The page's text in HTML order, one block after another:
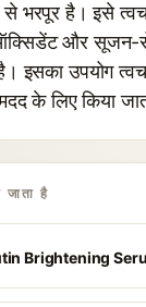
भरपूर है। इसे
और सूजन-
है। इसका उपयोग
के लिए किया
जाता है
Brightening